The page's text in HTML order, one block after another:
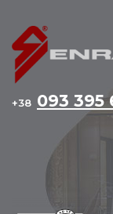
+38 093 395